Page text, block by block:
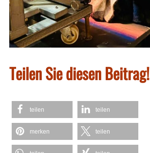
Teilen Sie diesen Beitrag!
teilen teilen
merken teilen